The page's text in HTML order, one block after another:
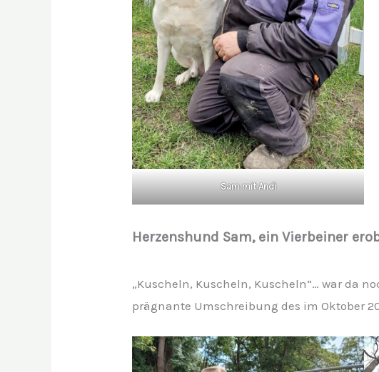
Sam mit Andi
Herzenshund Sam, ein Vierbeiner
„Kuscheln, Kuscheln, Kuscheln“… war da
prägnante Umschreibung des im Oktober